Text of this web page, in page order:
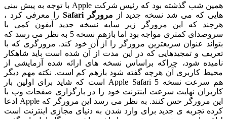
همین شب گذشته بود که رئیس شرکت Apple با توجه به پیش بینی
که می شد نسخه جدید ازمرورگر Safari
را معرفی کرد ،
که این مرورگر زیر سایه نسخه جدید آیفون کمی با
سروصدای کمتری مواجه بود اما بازهم نسخه 5 به نظر می رسد که
عنوان سریعترین مرورگر را از آن خود کند. مرورگری که با
و تمجیدهایی که در این مدت از آن شده است باید شاهکار
شود، چراکه براساس نسخه های ارائه شده آزمایشی از
کاربری آن هرچه گفته شود بازهم کم است. نکته مهم دیگر
هم سرعت نسخه 5 Apple Safari است که شاید برای اولین بار
نهایت سرعت اینترنت خود را در بارگزاری صفحات وب با
این مرورگر حس کنند. به نظر می رسد این مرورگر که Apple ادعا
تجربه ی جدید برای وارد شدن به دنیای مجازی اینترنت است